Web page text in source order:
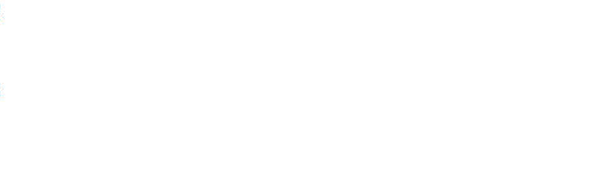
Arbeitsmaschinen (z.B. Gabelstapler, Mähdrescher)